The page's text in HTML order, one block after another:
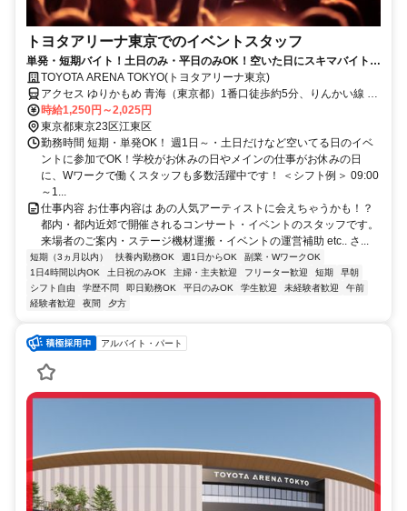
トヨタアリーナ東京でのイベントスタッフ
単発・短期バイト！土日のみ・平日のみOK！空いた日にスキマバイト！
未経験歓迎！髪色・髪型・ネイルOK
TOYOTA ARENA TOKYO(トヨタアリーナ東京)
アクセス ゆりかもめ 青海（東京都）1番口徒歩約5分、りんかい線 東
京テレポートA口徒歩約6分、ゆりかもめ お台場海浜公園2番口徒歩約
11分 「青海駅」徒歩5分、「東京テレポート」徒歩6分、「お台場海
浜公園駅」徒歩11分
時給1,250円～2,025円
東京都東京23区江東区
勤務時間 短期・単発OK！ 週1日～・土日だけなど空いてる日のイベ
ントに参加でOK！学校がお休みの日やメインの仕事がお休みの日
に、Wワークで働くスタッフも多数活躍中です！ ＜シフト例＞ 09:00
～1...
仕事内容 お仕事内容は あの人気アーティストに会えちゃうかも！？
都内・都内近郊で開催されるコンサート・イベントのスタッフです。
来場者のご案内・ステージ機材運搬・イベントの運営補助 etc.. さ...
短期（3ヵ月以内） 扶養内勤務OK 週1日からOK
副業・WワークOK
1日4時間以内OK
土日祝のみOK 主婦・主夫歓迎 フリーター歓迎 短期
早朝
シフト自由
学歴不問 即日勤務OK 平日のみOK 学生歓迎 未経験者歓迎
午前
経験者歓迎
夜間 夕方
アルバイト・パート